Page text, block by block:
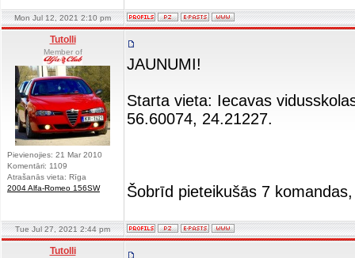
Mon Jul 12, 2021 2:10 pm
Tutolli
Member of
Pievienojies: 21 Mar 2010
Komentāri: 1109
Atrašanās vieta: Rīga
2004 Alfa-Romeo 156SW
JAUNUMI!
Starta vieta: Iecavas
56.60074, 24.21227.
Šobrīd pieteikušās 7
Tue Jul 27, 2021 2:44 pm
Tutolli